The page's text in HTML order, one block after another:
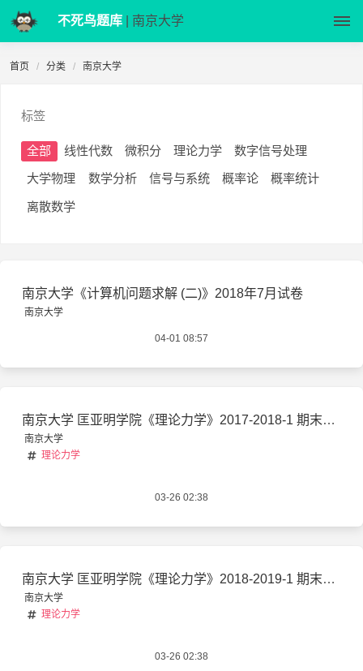
不死鸟题库 | 南京大学
首页 分类 南京大学
标签
全部 线性代数 微积分 理论力学 数字信号处理
大学物理 数学分析 信号与系统 概率论 概率统计
离散数学
南京大学《计算机问题求解 (二)》2018年7月试卷
南京大学
04-01 08:57
南京大学 匡亚明学院《理论力学》2017-2018-1 期末考试试卷 闭卷
南京大学
理论力学
03-26 02:38
南京大学 匡亚明学院《理论力学》2018-2019-1 期末考试试卷 闭卷
南京大学
理论力学
03-26 02:38